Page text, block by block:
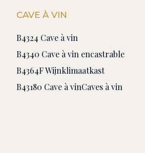
CAVE À VIN
B4324 Cave à vin
B4340 Cave à vin encastrable
B4364F Wijnklimaatkast
B43180 Cave à vinCaves à vin